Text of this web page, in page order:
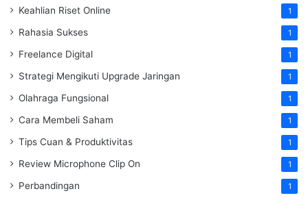
Keahlian Riset Online 1
Rahasia Sukses 1
Freelance Digital 1
Strategi Mengikuti Upgrade Jaringan 1
Olahraga Fungsional 1
Cara Membeli Saham 1
Tips Cuan & Produktivitas 1
Review Microphone Clip On 1
Perbandingan 1